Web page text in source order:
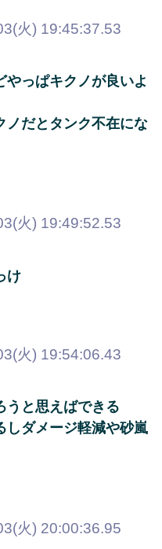
火) 19:45:37.53
っぱキクノが良いよ
ノだとタンク不在にな
火) 19:49:52.53
け
火) 19:54:06.43
うと思えばできる
しダメージ軽減や砂嵐
火) 20:00:36.95